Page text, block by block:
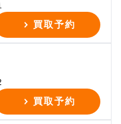
買取予約
買取予約